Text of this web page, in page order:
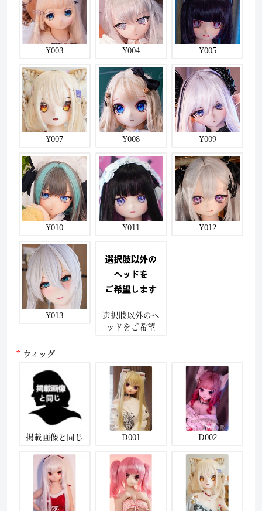
Y003 Y004 Y005
Y007 Y008 Y009
Y010 Y011 Y012
Y013
選択肢以外のヘ
ッドをご希望
ウィッグ
掲載画像と同じ D001 D002